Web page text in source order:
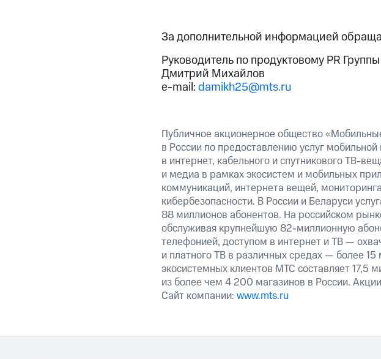
За дополнительной информацией
Руководитель по продуктовому PR
Дмитрий Михайлов
e-mail:damikh25@mts.ru
Публичное акционерное общество
в России по предоставлению услуг
в интернет, кабельного и спутникового ТВ-
и медиа в рамках экосистем и мобильных
коммуникаций, интернета вещей,
кибербезопасности. В России и Беларуси
88 миллионов абонентов. На российском
обслуживая крупнейшую 82-миллионную
телефонией, доступом в интернет и ТВ —
и платного ТВ в различных средах — более
экосистемных клиентов МТС составляет 17,5
из более чем 4 200 магазинов в России.
Сайт компании: www.mts.ru